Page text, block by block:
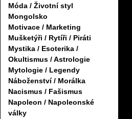
Móda / Životní styl
Mongolsko
Motivace / Marketing
Mušketýři / Rytíři / Piráti
Mystika / Esoterika /
Okultismus / Astrologie
Mytologie / Legendy
Náboženství / Morálka
Nacismus / Fašismus
Napoleon / Napoleonské
války